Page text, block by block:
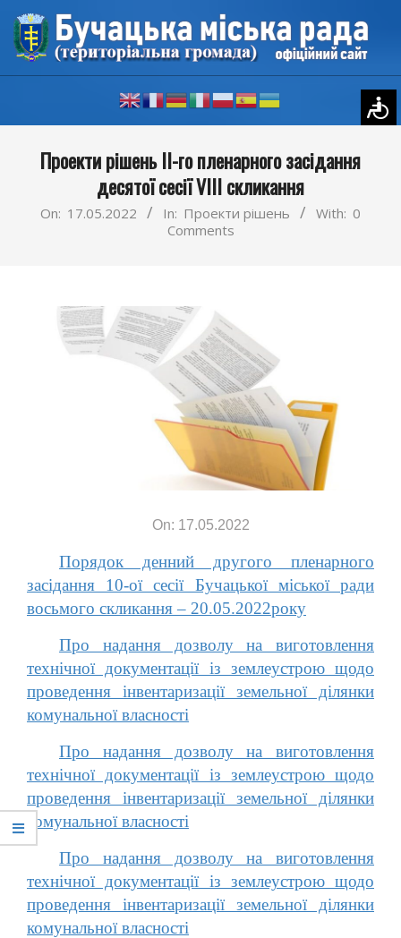
Skip
content
NavigationПроекти рішень II-го пленарного засідання
десятої сесії VIII скликання
On: 17.05.2022 In: Проекти рішень With: 0
Comments
On: 17.05.2022
Порядок денний другого пленарного
засідання 10-ої cесії Бучацької міської ради
восьмого скликання – 20.05.2022року
Про надання дозволу на виготовлення
технічної документації із землеустрою щодо
проведення інвентаризації земельної ділянки
комунальної власності
Про надання дозволу на виготовлення
технічної документації із землеустрою щодо
проведення інвентаризації земельної ділянки
комунальної власності
Про надання дозволу на виготовлення
технічної документації із землеустрою щодо
проведення інвентаризації земельної ділянки
комунальної власності